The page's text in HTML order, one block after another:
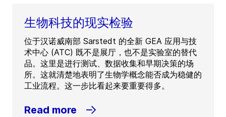
生物科技的现实检验
位于汉诺威南部 Sarstedt 的全新 GEA 应用与技
术中心 (ATC) 既不是展厅，也不是实验室的替代
品。这里是进行测试、数据收集和早期决策的场
所。这就清楚地表明了生物学概念能否成为稳健的
工业流程。这一步比看起来要重要得多。
Read more